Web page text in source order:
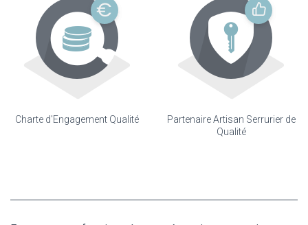
Charte d'Engagement Qualité
Partenaire Artisan Serrurier de
Qualité